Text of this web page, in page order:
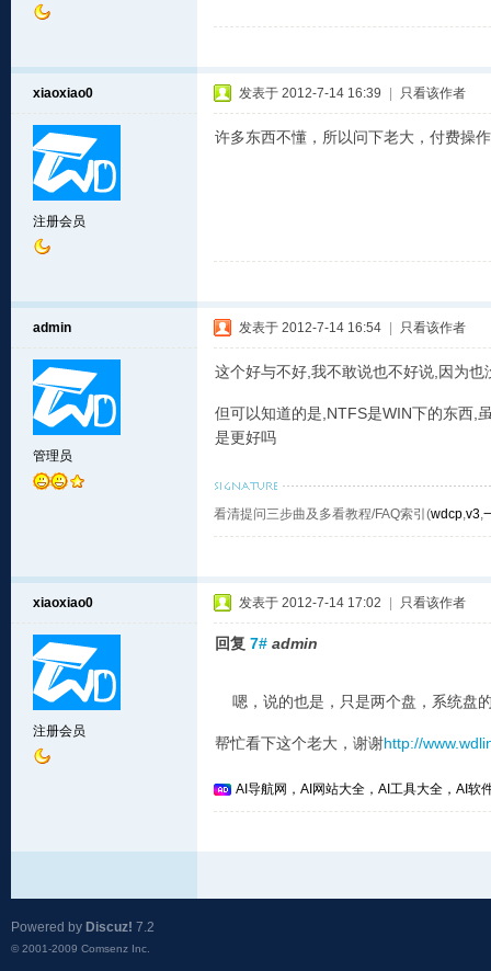
xiaoxiao0
注册会员
发表于 2012-7-14 16:39 只看该作者
许多东西不懂，所以问下老大，付费操
admin
管理员
发表于 2012-7-14 16:54 只看该作者
这个好与不好,我不敢说也不好说,因为也
但可以知道的是,NTFS是WIN下的东西,
是更好吗
看清提问三步曲及多看教程/FAQ索引(wdcp,v3,
xiaoxiao0
注册会员
发表于 2012-7-14 17:02 只看该作者
回复 7# admin
嗯，说的也是，只是两个盘，系统盘
帮忙看下这个老大，谢谢http://
AI导航网，AI网站大全，AI工具大全，AI软
Powered by Discuz! 7.2
© 2001-2009 Comsenz Inc.